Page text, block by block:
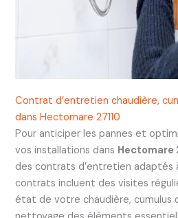
Contrat d’entretien chaudière,
dans Hectomare 27110
Pour anticiper les pannes et
vos installations dans Hectomare
des contrats d’entretien adaptés
contrats incluent des visites
état de votre chaudière, cumulus